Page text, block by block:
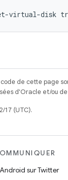
virtual-disk
de cette page
d'Oracle et/ou
17 (UTC).
sur Twitter